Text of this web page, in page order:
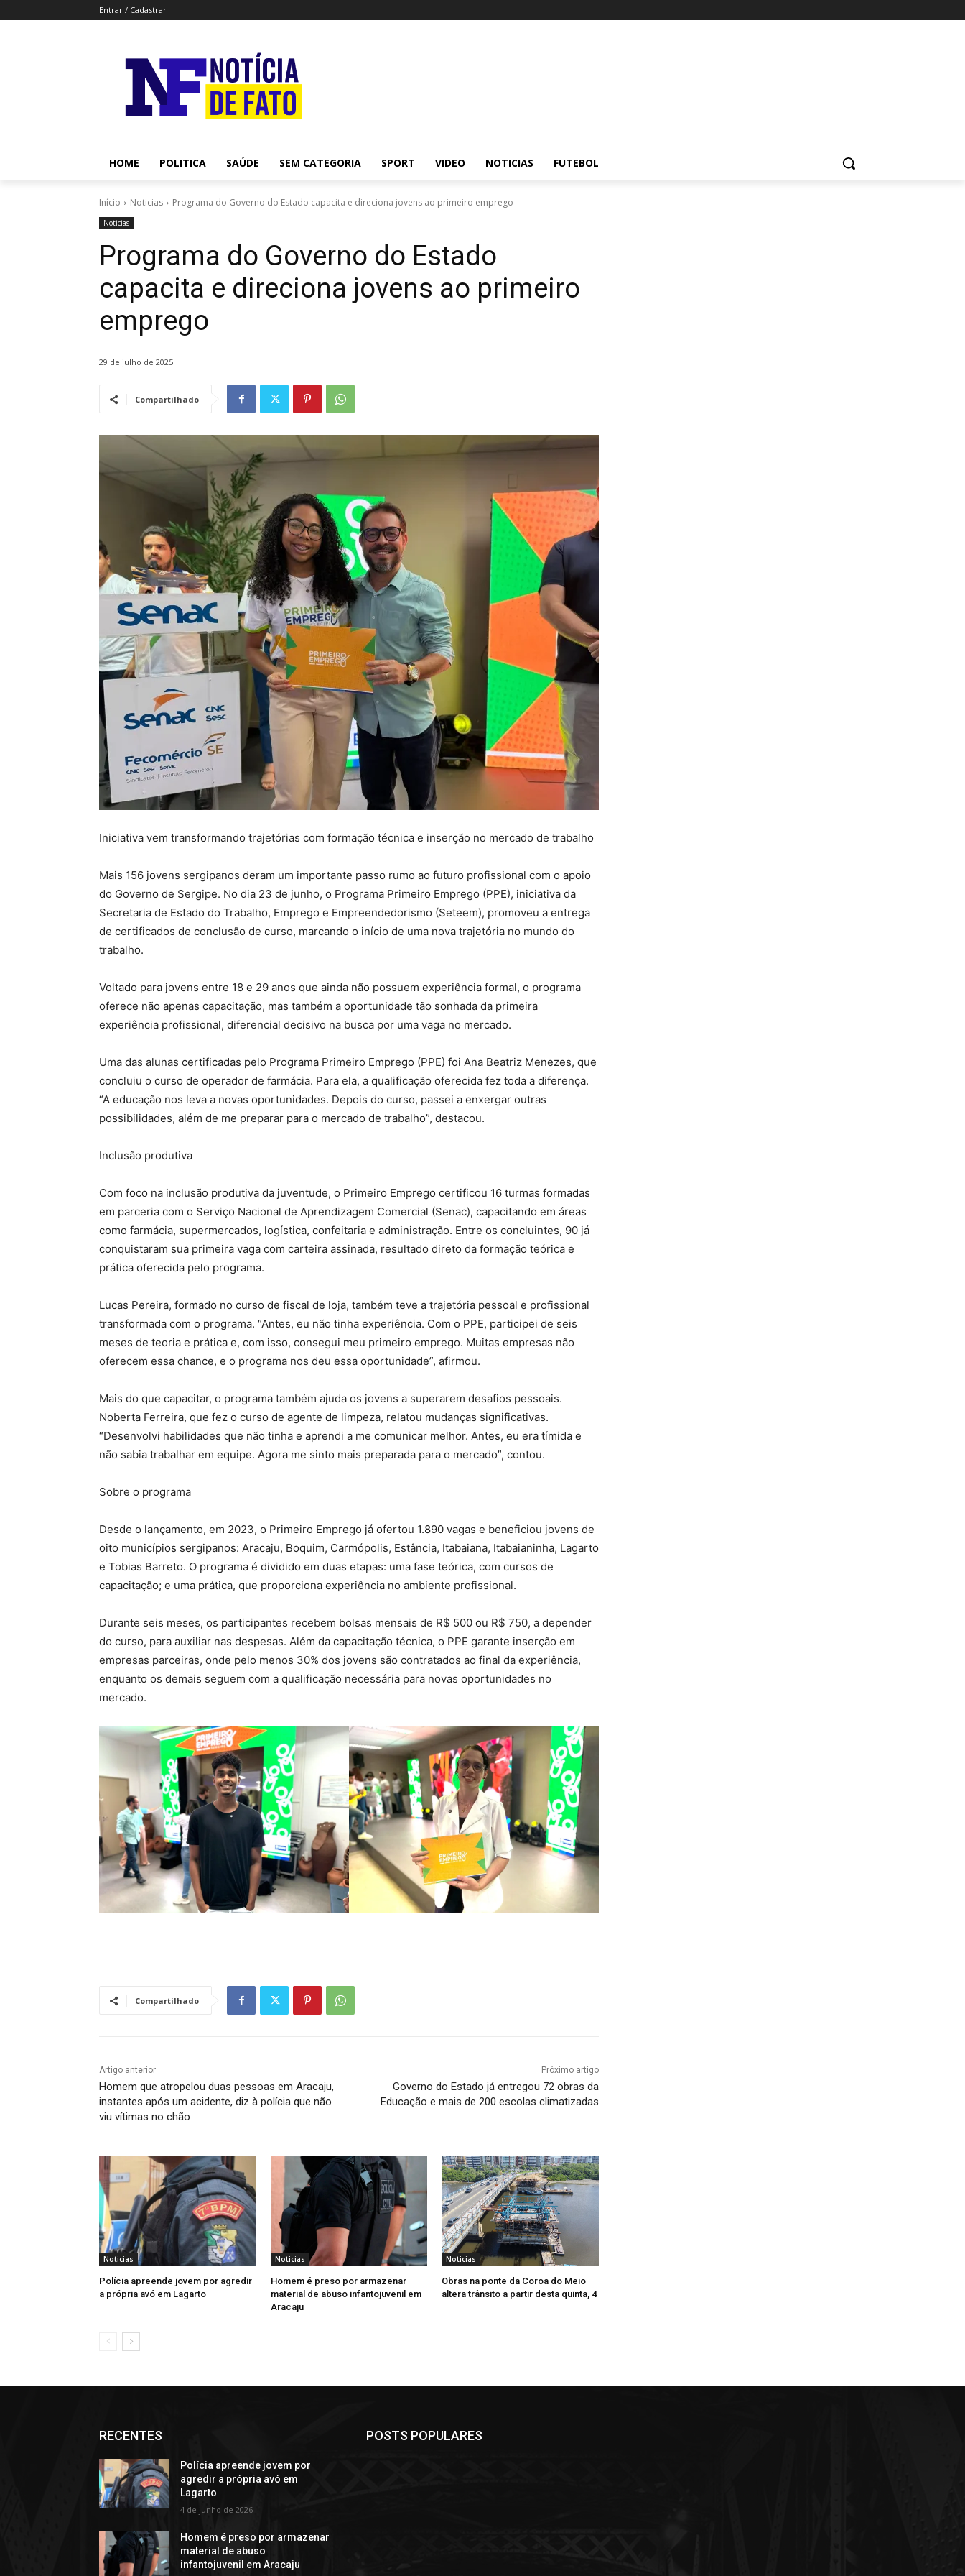
Entrar / Cadastrar
HOME POLITICA SAÚDE SEM CATEGORIA SPORT VIDEO NOTICIAS FUTEBOL
Início Noticias Programa do Governo do Estado capacita e direciona jovens ao primeiro emprego
Noticias
Programa do Governo do Estado
capacita e direciona jovens ao primeiro
emprego
29 de julho de 2025
Compartilhado
Iniciativa vem transformando trajetórias com formação técnica e inserção no mercado de trabalho
Mais 156 jovens sergipanos deram um importante passo rumo ao futuro profissional com o apoio
do Governo de Sergipe. No dia 23 de junho, o Programa Primeiro Emprego (PPE), iniciativa da
Secretaria de Estado do Trabalho, Emprego e Empreendedorismo (Seteem), promoveu a entrega
de certificados de conclusão de curso, marcando o início de uma nova trajetória no mundo do
trabalho.
Voltado para jovens entre 18 e 29 anos que ainda não possuem experiência formal, o programa
oferece não apenas capacitação, mas também a oportunidade tão sonhada da primeira
experiência profissional, diferencial decisivo na busca por uma vaga no mercado.
Uma das alunas certificadas pelo Programa Primeiro Emprego (PPE) foi Ana Beatriz Menezes, que
concluiu o curso de operador de farmácia. Para ela, a qualificação oferecida fez toda a diferença.
“A educação nos leva a novas oportunidades. Depois do curso, passei a enxergar outras
possibilidades, além de me preparar para o mercado de trabalho”, destacou.
Inclusão produtiva
Com foco na inclusão produtiva da juventude, o Primeiro Emprego certificou 16 turmas formadas
em parceria com o Serviço Nacional de Aprendizagem Comercial (Senac), capacitando em áreas
como farmácia, supermercados, logística, confeitaria e administração. Entre os concluintes, 90 já
conquistaram sua primeira vaga com carteira assinada, resultado direto da formação teórica e
prática oferecida pelo programa.
Lucas Pereira, formado no curso de fiscal de loja, também teve a trajetória pessoal e profissional
transformada com o programa. “Antes, eu não tinha experiência. Com o PPE, participei de seis
meses de teoria e prática e, com isso, consegui meu primeiro emprego. Muitas empresas não
oferecem essa chance, e o programa nos deu essa oportunidade”, afirmou.
Mais do que capacitar, o programa também ajuda os jovens a superarem desafios pessoais.
Noberta Ferreira, que fez o curso de agente de limpeza, relatou mudanças significativas.
“Desenvolvi habilidades que não tinha e aprendi a me comunicar melhor. Antes, eu era tímida e
não sabia trabalhar em equipe. Agora me sinto mais preparada para o mercado”, contou.
Sobre o programa
Desde o lançamento, em 2023, o Primeiro Emprego já ofertou 1.890 vagas e beneficiou jovens de
oito municípios sergipanos: Aracaju, Boquim, Carmópolis, Estância, Itabaiana, Itabaianinha, Lagarto
e Tobias Barreto. O programa é dividido em duas etapas: uma fase teórica, com cursos de
capacitação; e uma prática, que proporciona experiência no ambiente profissional.
Durante seis meses, os participantes recebem bolsas mensais de R$ 500 ou R$ 750, a depender
do curso, para auxiliar nas despesas. Além da capacitação técnica, o PPE garante inserção em
empresas parceiras, onde pelo menos 30% dos jovens são contratados ao final da experiência,
enquanto os demais seguem com a qualificação necessária para novas oportunidades no
mercado.
Compartilhado
Artigo anterior
Homem que atropelou duas pessoas em Aracaju,
instantes após um acidente, diz à polícia que não
viu vítimas no chão
Próximo artigo
Governo do Estado já entregou 72 obras da
Educação e mais de 200 escolas climatizadas
Noticias
Polícia apreende jovem por agredir
a própria avó em Lagarto
Noticias
Homem é preso por armazenar
material de abuso infantojuvenil em
Aracaju
Noticias
Obras na ponte da Coroa do Meio
altera trânsito a partir desta quinta, 4
RECENTES
Polícia apreende jovem por
agredir a própria avó em
Lagarto
4 de junho de 2026
Homem é preso por armazenar
material de abuso
infantojuvenil em Aracaju
POSTS POPULARES